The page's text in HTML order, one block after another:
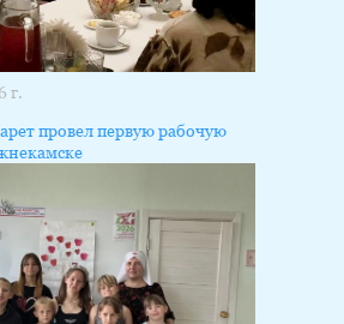
г.
провел первую рабочую